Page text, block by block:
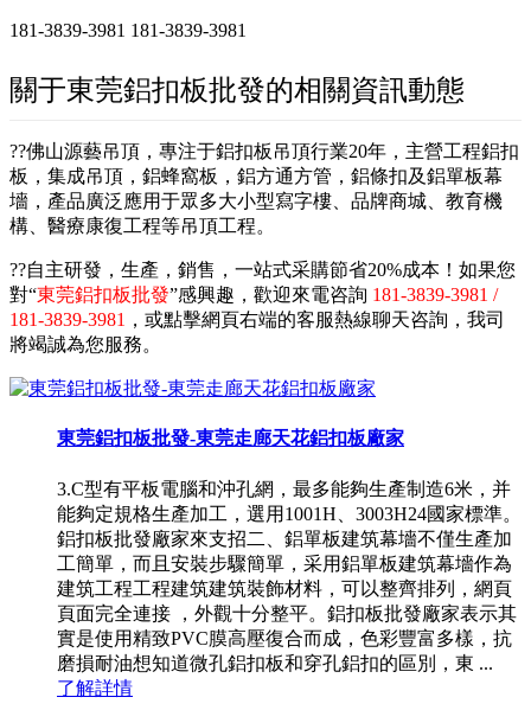
181-3839-3981 181-3839-3981
關于東莞鋁扣板批發的相關資訊動態
??佛山源藝吊頂，專注于鋁扣板吊頂行業20年，主營工程鋁扣
板，集成吊頂，鋁蜂窩板，鋁方通方管，鋁條扣及鋁單板幕
墻，產品廣泛應用于眾多大小型寫字樓、品牌商城、教育機
構、醫療康復工程等吊頂工程。
??自主研發，生產，銷售，一站式采購節省20%成本！如果您
對“東莞鋁扣板批發”感興趣，歡迎來電咨詢 181-3839-3981 /
181-3839-3981 ，或點擊網頁右端的客服熱線聊天咨詢，我司
將竭誠為您服務。
東莞鋁扣板批發-東莞走廊天花鋁扣板廠家
3.C型有平板電腦和沖孔網，最多能夠生產制造6米，并
能夠定規格生產加工，選用1001H、3003H24國家標準。
鋁扣板批發廠家來支招二、鋁單板建筑幕墻不僅生產加
工簡單，而且安裝步驟簡單，采用鋁單板建筑幕墻作為
建筑工程工程建筑建筑裝飾材料，可以整齊排列，網頁
頁面完全連接 ，外觀十分整平。鋁扣板批發廠家表示其
實是使用精致PVC膜高壓復合而成，色彩豐富多樣，抗
磨損耐油想知道微孔鋁扣板和穿孔鋁扣的區別，東 ...
了解詳情